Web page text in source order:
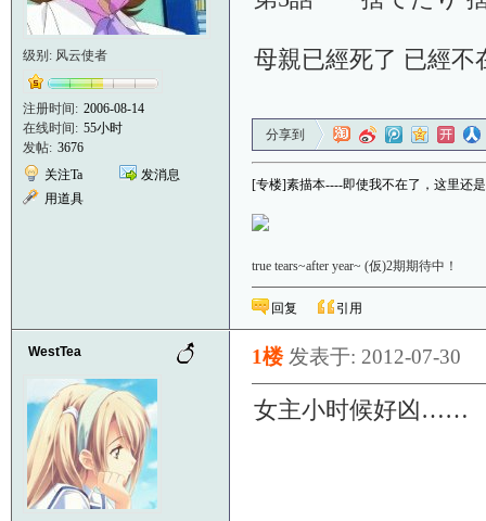
级别: 风云使者
注册时间: 2006-08-14
在线时间: 55小时
发帖: 3676
关注Ta
发消息
用道具
母親已經死了 已經不
分享到
[专楼]素描本----即使我不在了，这里还
true tears~after year~ (仮)2期期待中！
回复 引用
WestTea 1楼 发表于: 2012-07-30
女主小时候好凶……